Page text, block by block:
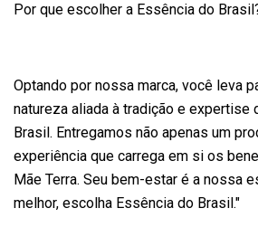
Por que escolher a Essência do
Optando por nossa marca, você leva
natureza aliada à tradição e expertise
Brasil. Entregamos não apenas um
experiência que carrega em si os
Mãe Terra. Seu bem-estar é a nossa
melhor, escolha Essência do Brasil."